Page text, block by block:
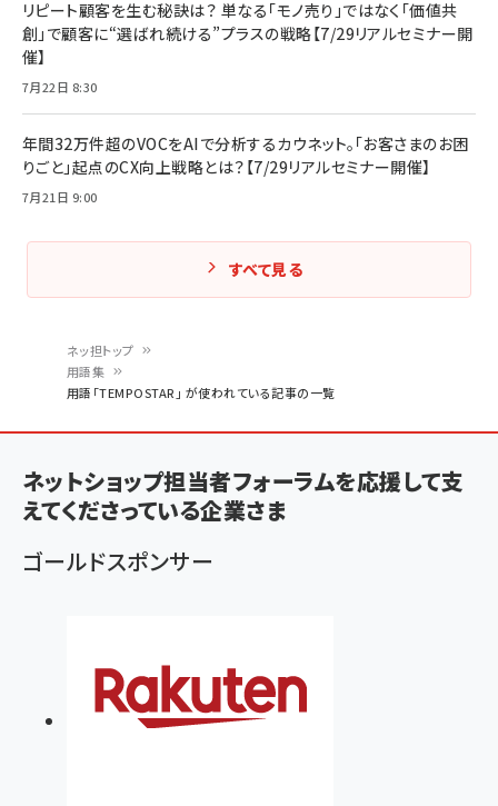
ン
く
ず
ネッ担トップ
用語集
用語「TEMPOSTAR」 が使われている記事の一覧
リピート顧客を生む秘訣は？ 単なる「モノ売り」ではなく「価値共
創」で顧客に“選ばれ続ける”プラスの戦略【7/29リアルセミナー開
催】
7月22日 8:30
年間32万件超のVOCをAIで分析するカウネット。「お客さまのお困
りごと」起点のCX向上戦略とは？【7/29リアルセミナー開催】
7月21日 9:00
すべて見る
ネットショップ担当者フォーラムを応援して支
えてくださっている企業さま
ゴールドスポンサー